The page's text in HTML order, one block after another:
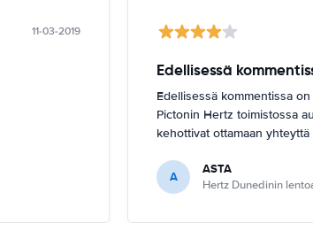
11-03-2019
Edellisessä
Edellisessä kommentissa
Pictonin Hertz toimistossa
kehottivat ottamaan
A ASTA
Hertz Dunedinin